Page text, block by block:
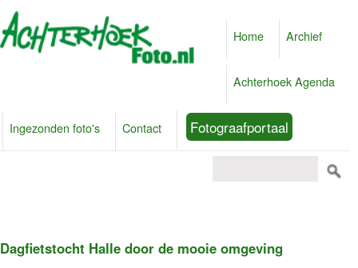
Home Archief
Achterhoek Agenda
Ingezonden foto's Contact Fotograafportaal
Dagfietstocht Halle door de mooie omgeving